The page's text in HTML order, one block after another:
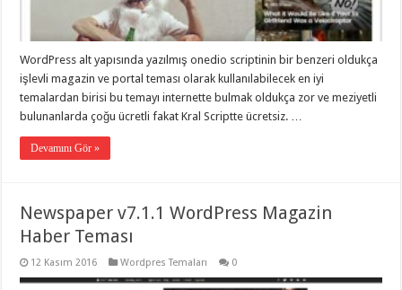
gaziantep
evden
taşımacılık,
gaziantep
taşımacılık,
gaziantep
evden
taşımacılık
gaziantep
asansörlü
taşıma,
gaziantep
WordPress alt yapısında yazılmış onedio scriptinin bir benzeri oldukça
işlevli magazin ve portal teması olarak kullanılabilecek en iyi
temalardan birisi bu temayı internette bulmak oldukça zor ve meziyetli
bulunanlarda çoğu ücretli fakat Kral Scriptte ücretsiz. …
Devamını Gör »
Newspaper v7.1.1 WordPress Magazin
Haber Teması
12 Kasım 2016 Wordpres Temaları 0